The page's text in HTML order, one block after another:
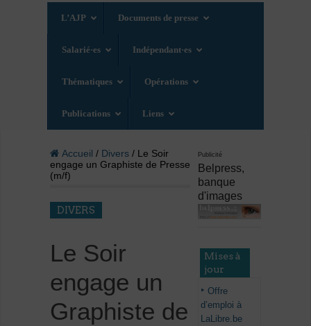
L’AJP Documents de presse
Salarié·es Indépendant·es
Thématiques Opérations
Publications Liens
Accueil / Divers/ Le Soir
engage un Graphiste de Presse
(m/f)
DIVERS
Le Soir
engage un
Graphiste de
Publicité
Belpress,
banque
d'images
Mises à
jour
Offre
d’emploi à
LaLibre.be